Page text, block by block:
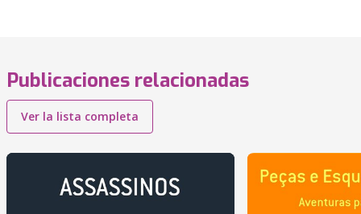
Publicaciones relacionadas
Ver la lista completa